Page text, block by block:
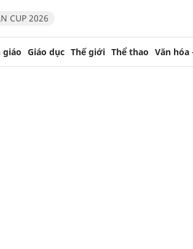
CUP 2026
giáo Giáo dục Thế giới Thể thao Văn hóa